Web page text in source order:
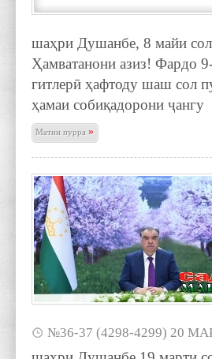
шаҳри Душанбе, 8 майи
Ҳамватанони азиз! Фардо
гитлерӣ ҳафтоду шаш сол
ҳамаи собиқадорони ҷангу
Матни пурра»
№36-37 (4298-4299) 20